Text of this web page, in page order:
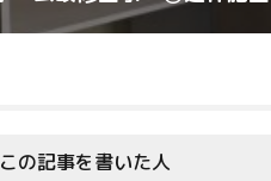
この記事を書いた人